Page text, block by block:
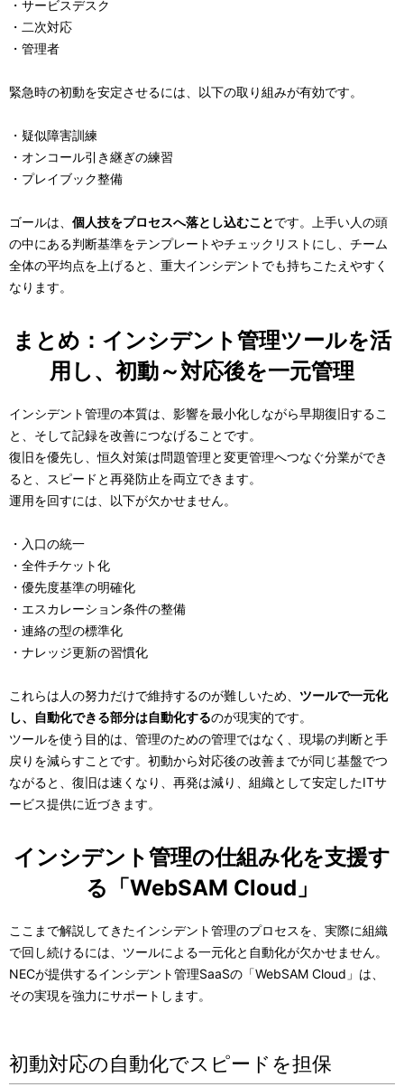
・サービスデスク
・二次対応
・管理者
緊急時の初動を安定させるには、以下の取り組みが有効です。
・疑似障害訓練
・オンコール引き継ぎの練習
・プレイブック整備
ゴールは、 個人技をプロセスへ落とし込むことです。上手い人の頭
の中にある判断基準をテンプレートやチェックリストにし、チーム
全体の平均点を上げると、重大インシデントでも持ちこたえやすく
なります。
まとめ：インシデント管理ツールを活
用し、初動～対応後を一元管理
インシデント管理の本質は、影響を最小化しながら早期復旧するこ
と、そして記録を改善につなげることです。
復旧を優先し、恒久対策は問題管理と変更管理へつなぐ分業ができ
ると、スピードと再発防止を両立できます。
運用を回すには、以下が欠かせません。
・入口の統一
・全件チケット化
・優先度基準の明確化
・エスカレーション条件の整備
・連絡の型の標準化
・ナレッジ更新の習慣化
これらは人の努力だけで維持するのが難しいため、 ツールで一元化
し、自動化できる部分は自動化するのが現実的です。
ツールを使う目的は、管理のための管理ではなく、現場の判断と手
戻りを減らすことです。初動から対応後の改善までが同じ基盤でつ
ながると、復旧は速くなり、再発は減り、組織として安定したITサ
ービス提供に近づきます。
インシデント管理の仕組み化を支援す
る「WebSAM Cloud」
ここまで解説してきたインシデント管理のプロセスを、実際に組織
で回し続けるには、ツールによる一元化と自動化が欠かせません。
NECが提供するインシデント管理SaaSの「WebSAM Cloud」は、
その実現を強力にサポートします。
初動対応の自動化でスピードを担保